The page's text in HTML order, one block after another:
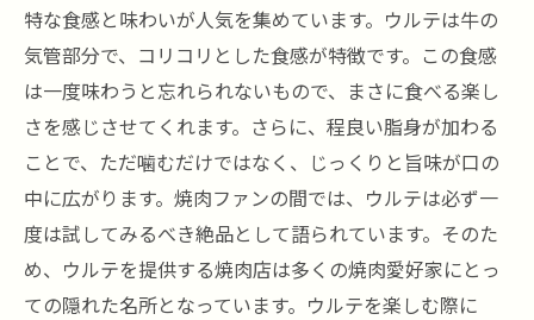
他では味わえないウルテの特長
ウルテが人気の理由を探る
食通たちのウルテへの熱い想い
ウルテをより楽しむための焼き方ガイド
黒川駅から徒歩ですぐの絶品焼肉店で味わうウ
ルテ
駅近でアクセス抜群！便利な立地
スムーズな店へのアクセス方法
特な食感と味わいが人気を集めています。ウルテは牛の
気管部分で、コリコリとした食感が特徴です。この食感
は一度味わうと忘れられないもので、まさに食べる楽し
さを感じさせてくれます。さらに、程良い脂身が加わる
ことで、ただ噛むだけではなく、じっくりと旨味が口の
中に広がります。焼肉ファンの間では、ウルテは必ず一
度は試してみるべき絶品として語られています。そのた
め、ウルテを提供する焼肉店は多くの焼肉愛好家にとっ
ての隠れた名所となっています。ウルテを楽しむ際に